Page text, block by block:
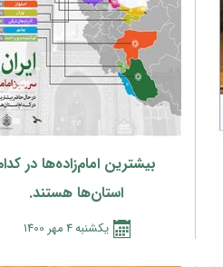
بیشترین امام‌زاده‌ها در
استان‌ها هستند.
يكشنبه4مهر 1400